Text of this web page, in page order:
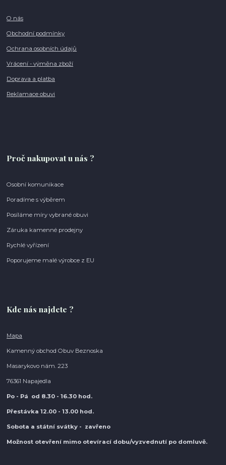
O nás
Obchodní podmínky
Ochrana osobních údajů
Vrácení - výměna zboží
Doprava a platba
Reklamace obuvi
Proč nakupovat u nás ?
Osobní komunikace
Poradíme s výběrem
Posíláme míry vybrané obuvi
Záruka kamenné prodejny
Rychlé vyřízení
Poporujeme malé výrobce z EU
Kde nás najdete ?
Mapa
Kamenný obchod Obuv Beznoska
Masarykovo nám. 223
76361 Napajedla
Po - Pá od 8.30 - 16.30 hod.
Přestávka 12.00 - 13.00 hod.
Sobota a státní svátky - zavřeno
Možnost otevření mimo otevírací dobu/vyzvednutí po domluvě.